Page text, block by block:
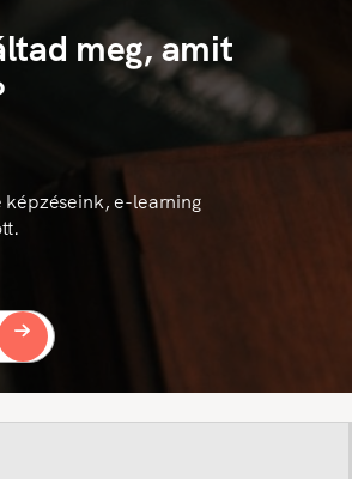
meg, amit
képzéseink, e-learning